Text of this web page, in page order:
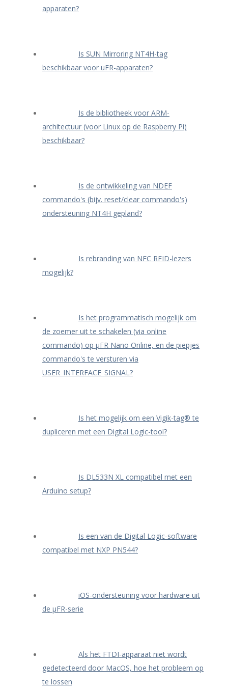
apparaten?
Is SUN Mirroring NT4H-tag
beschikbaar voor uFR-apparaten?
Is de bibliotheek voor ARM-
architectuur (voor Linux op de Raspberry Pi)
beschikbaar?
Is de ontwikkeling van NDEF
commando's (bijv. reset/clear commando's)
ondersteuning NT4H gepland?
Is rebranding van NFC RFID-lezers
mogelijk?
Is het programmatisch mogelijk om
de zoemer uit te schakelen (via online
commando) op μFR Nano Online, en de piepjes
commando's te versturen via
USER_INTERFACE_SIGNAL?
Is het mogelijk om een Vigik-tag® te
dupliceren met een Digital Logic-tool?
Is DL533N XL compatibel met een
Arduino setup?
Is een van de Digital Logic-software
compatibel met NXP PN544?
iOS-ondersteuning voor hardware uit
de μFR-serie
Als het FTDI-apparaat niet wordt
gedetecteerd door MacOS, hoe het probleem op
te lossen